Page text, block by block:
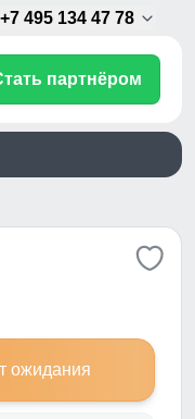
+7 495 134 47 78
партнёром
ожидания